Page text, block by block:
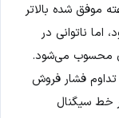
موفق شده بالاتر
تثبیت شود، اما ناتوانی در
خریداران محسوب می‌شود.
فشار فروش
خط سیگنال